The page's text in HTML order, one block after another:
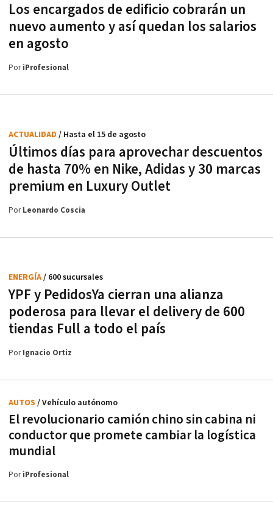
Los encargados de edificio cobrarán un
nuevo aumento y así quedan los salarios
en agosto
PoriProfesional
Últimos días para aprovechar descuentos
de hasta 70% en Nike, Adidas y 30 marcas
premium en Luxury Outlet
ACTUALIDAD / Hasta el 15 de agosto
PorLeonardo Coscia
YPF y PedidosYa cierran una alianza
poderosa para llevar el delivery de 600
tiendas Full a todo el país
ENERGÍA/ 600 sucursales
PorIgnacio Ortiz
El revolucionario camión chino sin cabina ni
conductor que promete cambiar la logística
mundial
AUTOS / Vehículo autónomo
PoriProfesional